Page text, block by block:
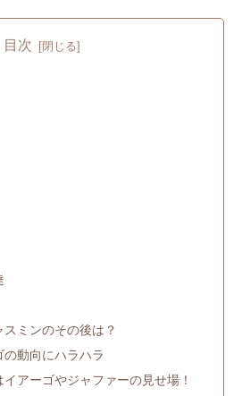
目次
ミンのその後は？
動向にハラハラ
イアーゴやジャファーの見せ場！